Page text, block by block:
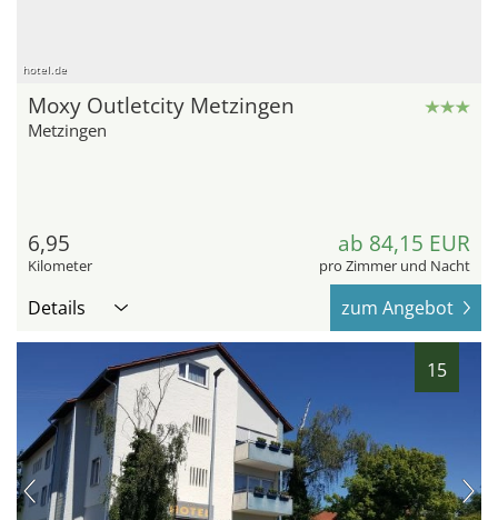
hotel.de
Moxy Outletcity Metzingen
Metzingen
6,95
Kilometer
ab 84,15 EUR
pro Zimmer und Nacht
Details zum Angebot
15